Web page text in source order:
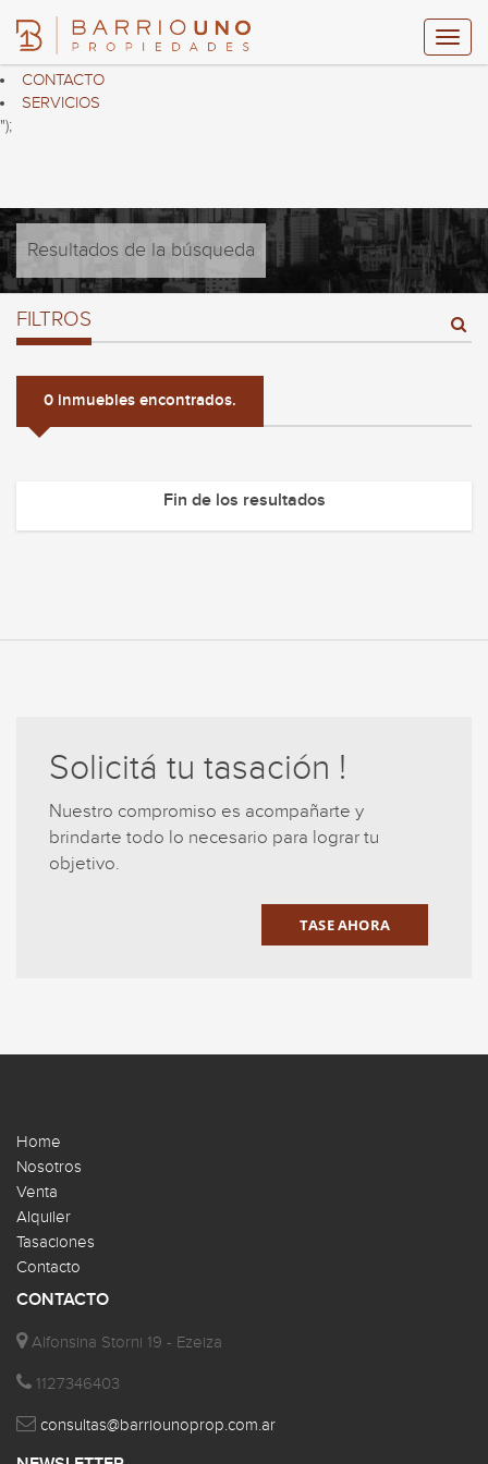
HOME
PROPIEDADES
CONTACTO
SERVICIOS
");
Resultados de la búsqueda
FILTROS
0 inmuebles encontrados.
Fin de los resultados
Solicitá tu tasación !
Nuestro compromiso es acompañarte y
brindarte todo lo necesario para lograr tu
objetivo.
TASE AHORA
Home
Nosotros
Venta
Alquiler
Tasaciones
Contacto
CONTACTO
Alfonsina Storni 19 - Ezeiza
1127346403
consultas@barriounoprop.com.ar